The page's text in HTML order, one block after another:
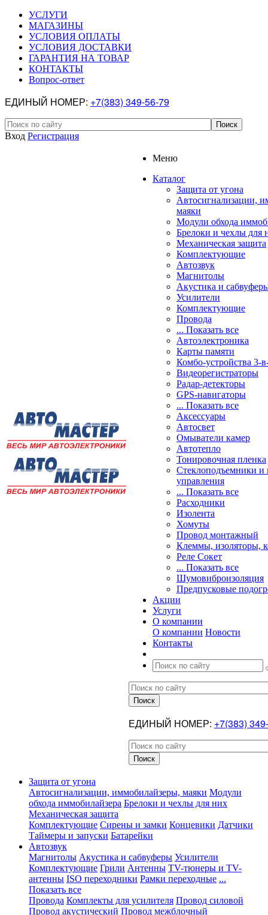
УСЛУГИ
МАГАЗИНЫ
УСЛОВИЯ ОПЛАТЫ
УСЛОВИЯ ДОСТАВКИ
ГАРАНТИЯ НА ТОВАР
КОНТАКТЫ
Вопрос-ответ
ЕДИНЫЙ НОМЕР: +7(383) 349-56-79
Вход Регистрация
Меню
Каталог
Защита от угона
Автосигнализации,
маяки
Модули обхода
Брелоки и чехлы для
Механическая защита
Комплектующие
Автозвук
Магнитолы
Акустика и
Усилители
Комплектующие
Провода
... Показать все
Автоэлектроника
Карты памяти
Комбо-устройства 3-
Видеорегистраторы
Радар-детекторы
GPS-навигаторы
... Показать все
Аксессуары
Автосвет
Омыватели камер
Автотепло
Тонировочная пленка
Стеклоподъемники и
управления
... Показать все
Расходники
Изолента
Хомуты
Провод монтажный
Клеммы, изоляторы,
Реле Сокет
... Показать все
Шумовиброизоляция
Предпусковые
Акции
Услуги
О компании
О компании Новости
Контакты
ЕДИНЫЙ НОМЕР: +7(383)
Защита от угона
Автосигнализации, иммобилайзеры, маяки Модули
обхода иммобилайзера Брелоки и чехлы для них
Механическая защита
Комплектующие Сирены и замки Концевики Датчики
Таймеры и запуски Батарейки
Автозвук
Магнитолы Акустика и сабвуферы Усилители
Комплектующие Грили Антенны TV-тюнеры и TV-
антенны ISO переходники Рамки переходные ...
Показать все
Провода Комплекты для усилителя Провод силовой
Провод акустический Провод межблочный